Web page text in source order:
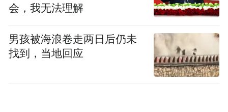
会，我无法理解
男孩被海浪卷走两日后仍未
找到，当地回应